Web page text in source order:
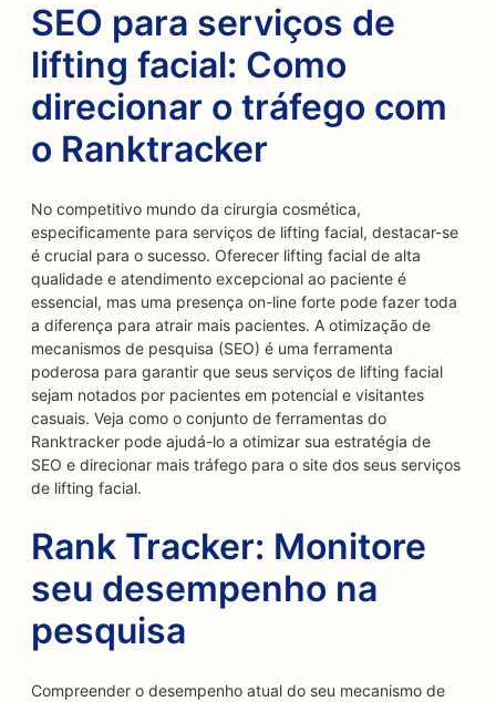
SEO para serviços de
lifting facial: Como
direcionar o tráfego com
o Ranktracker
No competitivo mundo da cirurgia cosmética,
especificamente para serviços de lifting facial, destacar-se
é crucial para o sucesso. Oferecer lifting facial de alta
qualidade e atendimento excepcional ao paciente é
essencial, mas uma presença on-line forte pode fazer toda
a diferença para atrair mais pacientes. A otimização de
mecanismos de pesquisa (SEO) é uma ferramenta
poderosa para garantir que seus serviços de lifting facial
sejam notados por pacientes em potencial e visitantes
casuais. Veja como o conjunto de ferramentas do
Ranktracker pode ajudá-lo a otimizar sua estratégia de
SEO e direcionar mais tráfego para o site dos seus serviços
de lifting facial.
Rank Tracker: Monitore
seu desempenho na
pesquisa
Compreender o desempenho atual do seu mecanismo de